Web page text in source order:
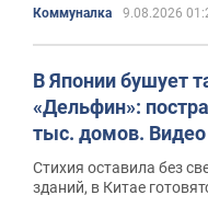
Коммуналка 9.08.2026
В Японии бушует
«Дельфин»:
тыс. домов. Видео
Стихия оставила без
зданий, в Китае